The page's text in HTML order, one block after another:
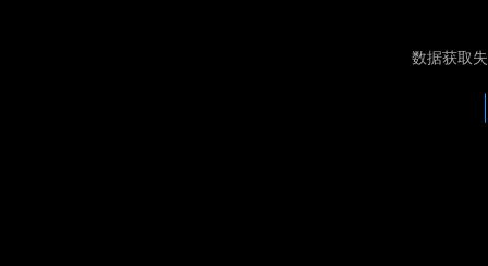
数据获取